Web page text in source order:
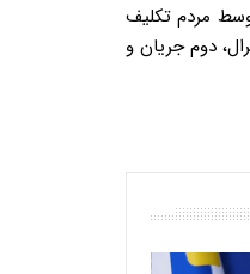
مردم تکلیف
دوم جریان و